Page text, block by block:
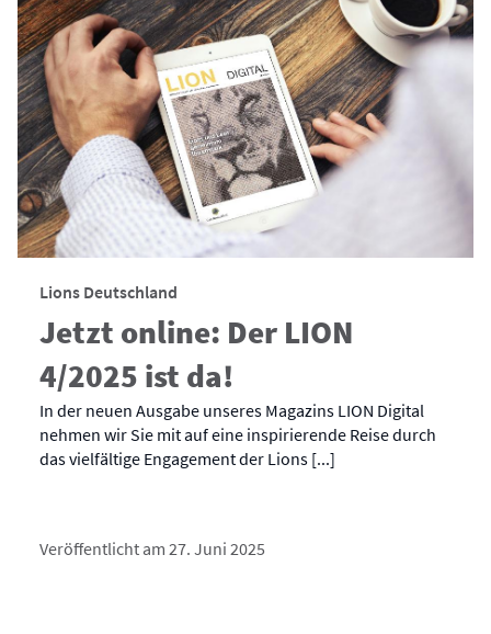
Lions Deutschland
Jetzt online: Der LION
4/2025 ist da!
In der neuen Ausgabe unseres Magazins LION Digital
nehmen wir Sie mit auf eine inspirierende Reise durch
das vielfältige Engagement der Lions [...]
Veröffentlicht am 27. Juni 2025